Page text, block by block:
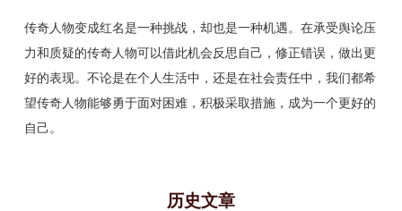
传奇人物变成红名是一种挑战，却也是一种机遇。在承受舆论压
力和质疑的传奇人物可以借此机会反思自己，修正错误，做出更
好的表现。不论是在个人生活中，还是在社会责任中，我们都希
望传奇人物能够勇于面对困难，积极采取措施，成为一个更好的
自己。
历史文章